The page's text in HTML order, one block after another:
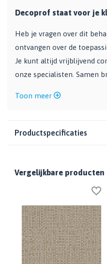
Decoprof staat voor je
Heb je vragen over dit
ontvangen over de
Je kunt altijd vrijblijvend
onze specialisten. Samen
Toon meer
Productspecificaties
Vergelijkbare producten